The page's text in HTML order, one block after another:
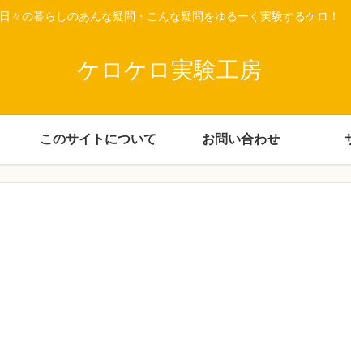
日々の暮らしのあんな疑問・こんな疑問をゆるーく実験するケロ！
ケロケロ実験工房
このサイトについて お問い合わせ